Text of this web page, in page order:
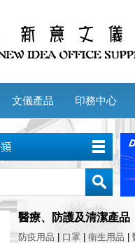
文儀產品 印務中心
醫療、防護及清潔產品
防疫用品 口罩 衞生用品